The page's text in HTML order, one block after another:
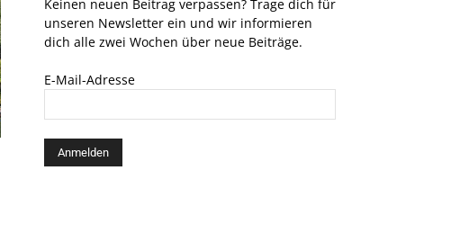
Keinen neuen Beitrag verpassen? Trage dich für
unseren Newsletter ein und wir informieren
dich alle zwei Wochen über neue Beiträge.
E-Mail-Adresse